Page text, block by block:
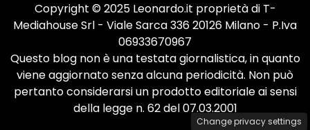
Copyright © 2025 Leonardo.it proprietà di T-
Mediahouse Srl - Viale Sarca 336 20126 Milano - P.Iva
06933670967
Questo blog non è una testata giornalistica, in quanto
viene aggiornato senza alcuna periodicità. Non può
pertanto considerarsi un prodotto editoriale ai sensi
della legge n. 62 del 07.03.2001
Change privacy settings